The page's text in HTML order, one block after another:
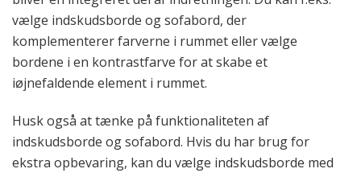
vælge indskudsborde og sofabord, der
komplementerer farverne i rummet eller vælge
bordene i en kontrastfarve for at skabe et
iøjnefaldende element i rummet.
Husk også at tænke på funktionaliteten af
indskudsborde og sofabord. Hvis du har brug for
ekstra opbevaring, kan du vælge indskudsborde med